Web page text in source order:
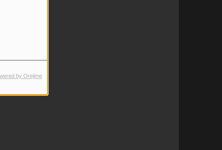
by Orejime